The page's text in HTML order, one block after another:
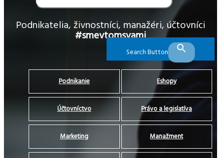
Search Button
Podnikatelia, živnostníci, manažéri, účtovníci
#smevtomsvami
Podnikanie Eshopy
Účtovníctvo Právo a legislatíva
Marketing Manažment